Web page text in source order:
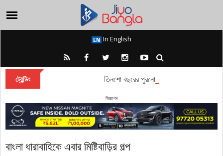
In English
ট্রেন্ডিং তিনশো বছরের পুরনো এই পুজোয় রবীন্দ্রনাথ ও
বিজ্ঞাপন
বাংলা ধারাবাহিকে এবার মিষ্টিবাড়ির গল্প